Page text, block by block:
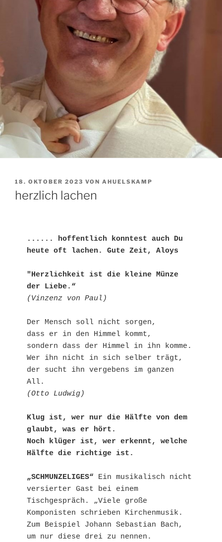
VERÖFFENTLICHT
AM
18. OKTOBER 2023 VON AHUELSKAMP
herzlich lachen
...... hoffentlich konntest auch Du
heute oft lachen. Gute Zeit, Aloys
"Herzlichkeit ist die kleine Münze
der Liebe.“
(Vinzenz von Paul)
Der Mensch soll nicht sorgen,
dass er in den Himmel kommt,
sondern dass der Himmel in ihn komme.
Wer ihn nicht in sich selber trägt,
der sucht ihn vergebens im ganzen
(Otto Ludwig)
Klug ist, wer nur die Hälfte von dem
glaubt, was er hört.
Noch klüger ist, wer erkennt, welche
Hälfte die richtige ist.
„SCHMUNZELIGES“ Ein musikalisch nicht
versierter Gast bei einem
Tischgespräch. „Viele große
Komponisten schrieben Kirchenmusik.
Zum Beispiel Johann Sebastian Bach,
um nur diese drei zu nennen.